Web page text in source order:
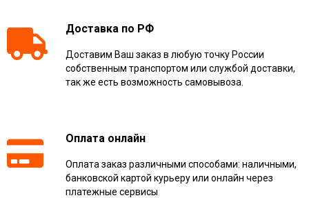
Доставка по РФ
Доставим Ваш заказ в любую точку России
собственным транспортом или службой доставки,
так же есть возможность самовывоза.
Оплата онлайн
Оплата заказ различными способами: наличными,
банковской картой курьеру или онлайн через
платежные сервисы